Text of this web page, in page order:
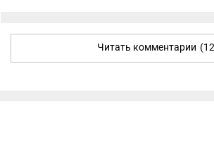
Читать комментарии